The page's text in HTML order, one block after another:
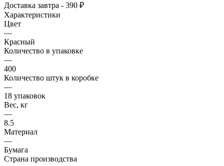
Доставка завтра - 390 ₽
Характеристики
Цвет
—
Красный
Количество в упаковке
—
400
Количество штук в коробке
—
18 упаковок
Вес, кг
—
8.5
Материал
—
Бумага
Страна производства